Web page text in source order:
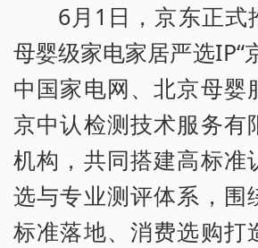
6月1日，京东正式
母婴级家电家居严选IP“
中国家电网、北京母婴
京中认检测技术服务有
机构，共同搭建高标准
选与专业测评体系，围
标准落地、消费选购打